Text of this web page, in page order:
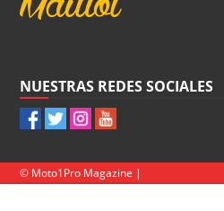
NUESTRAS REDES SOCIALES
© Moto1Pro Magazine |